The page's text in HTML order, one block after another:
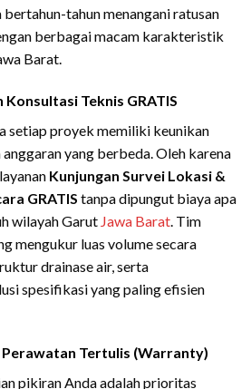
tahun menangani ratusan
berbagai macam karakteristik
Barat.
Konsultasi Teknis GRATIS
setiap proyek memiliki keunikan
yang berbeda. Oleh karena
Kunjungan Survei Lokasi &
GRATIS tanpa dipungut biaya apa
wilayah Garut Jawa Barat . Tim
mengukur luas volume secara
drainase air, serta
spesifikasi yang paling efisien
Tertulis (Warranty)
pikiran Anda adalah prioritas